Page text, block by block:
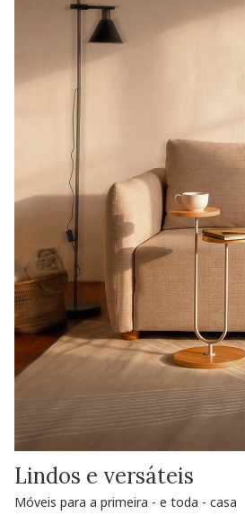
Lindos e versáteis
Móveis para a primeira - e toda - casa